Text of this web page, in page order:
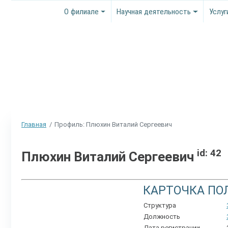
О филиале Научная деятельность
Главная Профиль: Плюхин Виталий Сергеевич
Плюхин Виталий Сергеевич id: 42
КАРТОЧКА
Структура
Должность